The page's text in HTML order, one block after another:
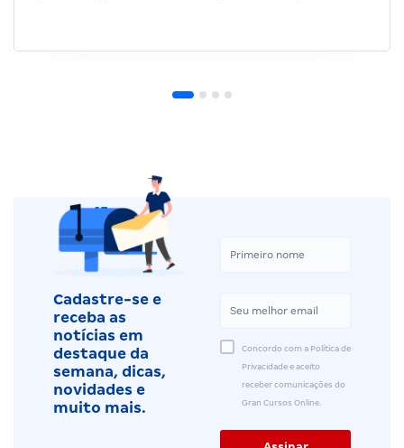
Cadastre-se e
receba as
notícias em
destaque da
semana, dicas,
novidades e
muito mais.
Concordo com a Política de
Privacidade e aceito
receber comunicações do
Gran Cursos Online.